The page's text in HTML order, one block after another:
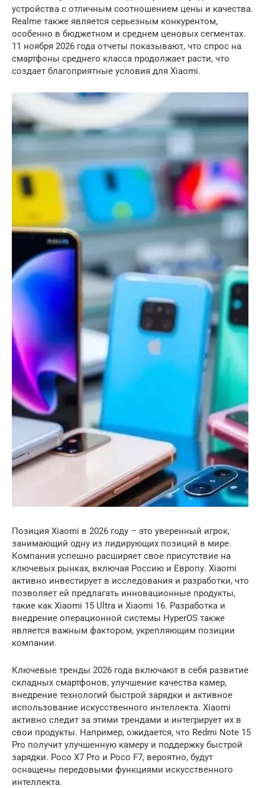
устройства с отличным соотношением цены и качества.
Realme также является серьезным конкурентом,
особенно в бюджетном и среднем ценовых сегментах.
11 ноября 2026 года отчеты показывают, что спрос на
смартфоны среднего класса продолжает расти, что
создает благоприятные условия для Xiaomi.
Позиция Xiaomi в 2026 году – это уверенный игрок,
занимающий одну из лидирующих позиций в мире.
Компания успешно расширяет свое присутствие на
ключевых рынках, включая Россию и Европу. Xiaomi
активно инвестирует в исследования и разработки, что
позволяет ей предлагать инновационные продукты,
такие как Xiaomi 15 Ultra и Xiaomi 16. Разработка и
внедрение операционной системы HyperOS также
является важным фактором, укрепляющим позиции
компании.
Ключевые тренды 2026 года включают в себя развитие
складных смартфонов, улучшение качества камер,
внедрение технологий быстрой зарядки и активное
использование искусственного интеллекта. Xiaomi
активно следит за этими трендами и интегрирует их в
свои продукты. Например, ожидается, что Redmi Note 15
Pro получит улучшенную камеру и поддержку быстрой
зарядки. Poco X7 Pro и Poco F7, вероятно, будут
оснащены передовыми функциями искусственного
интеллекта.